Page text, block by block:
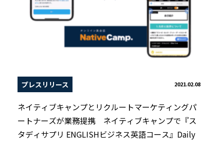
プレスリリース 2021.02.08
ネイティブキャンプとリクルートマーケティングパ
ートナーズが業務提携 ネイティブキャンプで『ス
タディサプリ ENGLISHビジネス英語コース』Daily